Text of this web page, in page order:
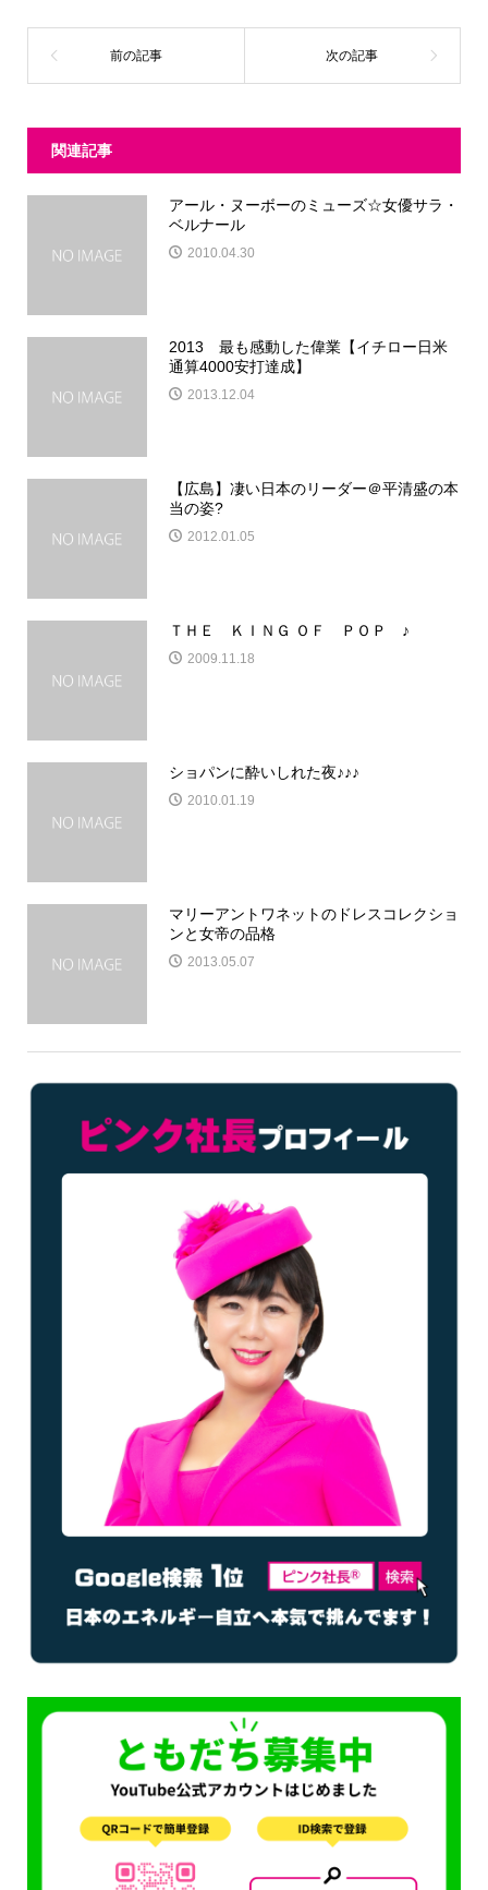
関連記事
アール・ヌーボーのミューズ☆女優サラ・
ベルナール
2010.04.30
2013 最も感動した偉業【イチロー日米
通算4000安打達成】
2013.12.04
【広島】凄い日本のリーダー＠平清盛の本
当の姿?
2012.01.05
ＴＨＥ ＫＩＮＧ ＯＦ ＰＯＰ ♪
2009.11.18
ショパンに酔いしれた夜♪♪♪
2010.01.19
マリーアントワネットのドレスコレクショ
ンと女帝の品格
2013.05.07